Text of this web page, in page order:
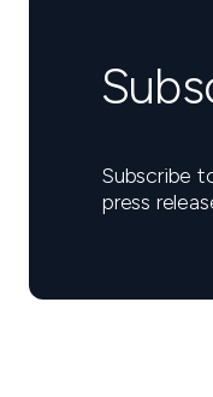
Subscribe
press